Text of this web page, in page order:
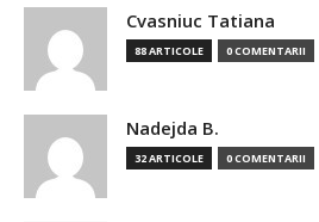
Cvasniuc Tatiana
88 ARTICOLE 0 COMENTARII
Nadejda B.
32 ARTICOLE 0 COMENTARII